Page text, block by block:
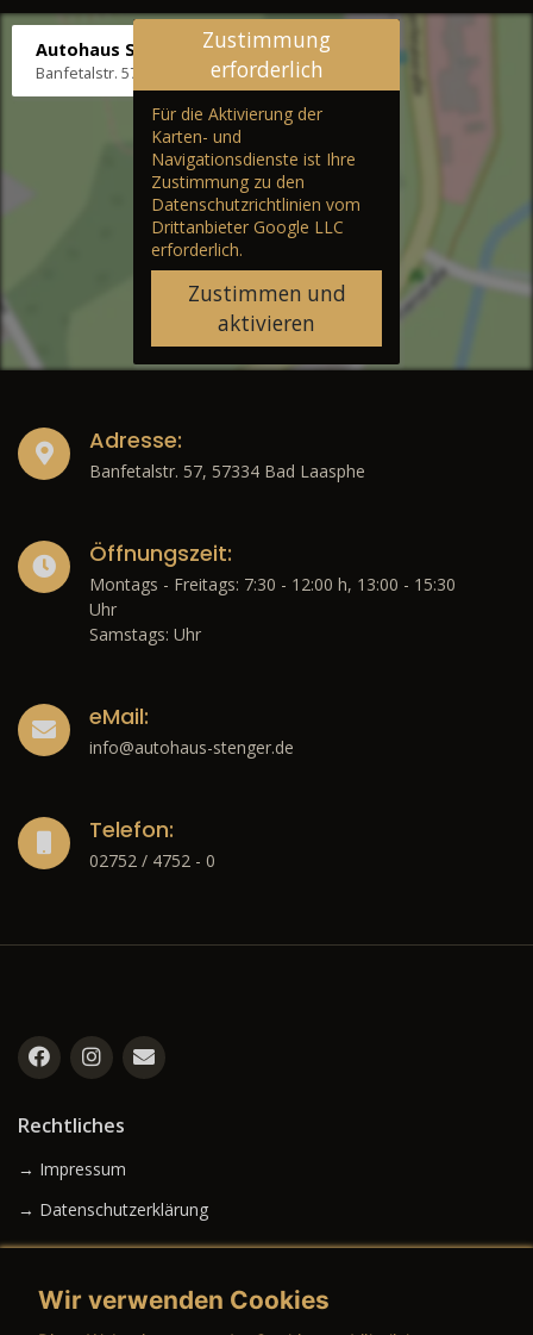
Autohaus Stenger
Banfetalstr. 57, 57334 Bad Laasphe
Zustimmung
erforderlich
Für die Aktivierung der
Karten- und
Navigationsdienste ist Ihre
Zustimmung zu den
Datenschutzrichtlinien vom
Drittanbieter Google LLC
erforderlich.
Zustimmen und
aktivieren
Adresse:
Banfetalstr. 57, 57334 Bad Laasphe
Öffnungszeit:
Montags - Freitags: 7:30 - 12:00 h, 13:00 - 15:30
Uhr
Samstags: Uhr
eMail:
info@autohaus-stenger.de
Telefon:
02752 / 4752 - 0
Rechtliches
→ Impressum
→ Datenschutzerklärung
Wir verwenden Cookies